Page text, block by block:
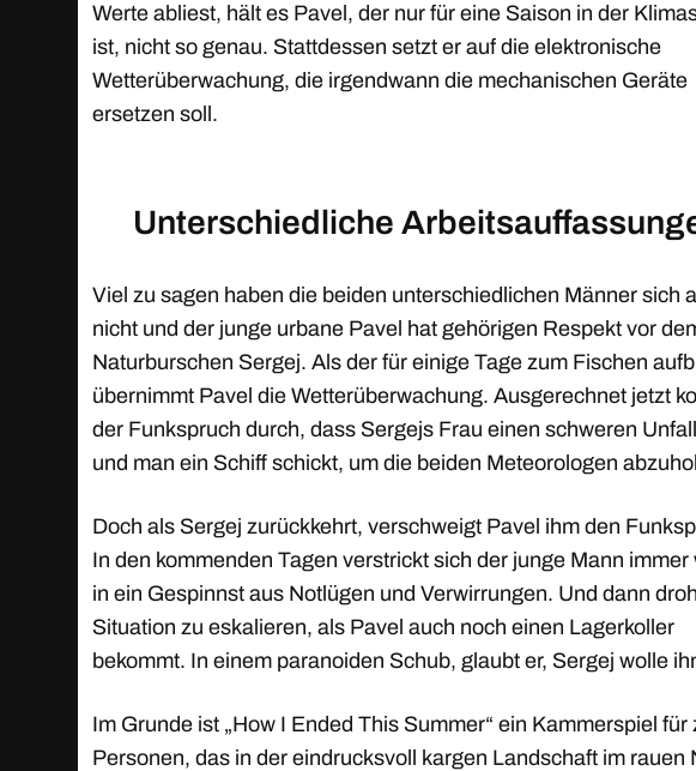
Werte abliest, hält es Pavel, der nur für eine Saison in der
ist, nicht so genau. Stattdessen setzt er auf die elektronische
Wetterüberwachung, die irgendwann die mechanischen Geräte
ersetzen soll.
Unterschiedliche
Viel zu sagen haben die beiden unterschiedlichen Männer sich
nicht und der junge urbane Pavel hat gehörigen Respekt vor
Naturburschen Sergej. Als der für einige Tage zum Fischen
übernimmt Pavel die Wetterüberwachung. Ausgerechnet jetzt
der Funkspruch durch, dass Sergejs Frau einen schweren
und man ein Schiff schickt, um die beiden Meteorologen
Doch als Sergej zurückkehrt, verschweigt Pavel ihm den
In den kommenden Tagen verstrickt sich der junge Mann immer
in ein Gespinnst aus Notlügen und Verwirrungen. Und dann
Situation zu eskalieren, als Pavel auch noch einen Lagerkoller
bekommt. In einem paranoiden Schub, glaubt er, Sergej wolle
Im Grunde ist „How I Ended This Summer“ ein Kammerspiel für
Personen, das in der eindrucksvoll kargen Landschaft im rauen